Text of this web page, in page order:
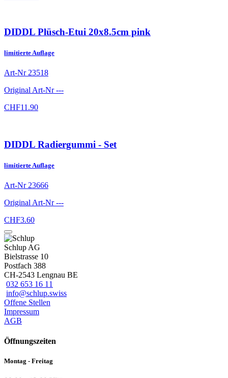
DIDDL Plüsch-Etui 20x8.5cm pink
limitierte Auflage
Art-Nr 23518
Original Art-Nr---
CHF11.90
DIDDL Radiergummi - Set
limitierte Auflage
Art-Nr 23666
Original Art-Nr---
CHF3.60
Schlup AG
Bielstrasse 10
Postfach 388
CH-2543 Lengnau BE
032 653 16 11
info@schlup.swiss
Offene Stellen
Impressum
AGB
Öffnungszeiten
Montag - Freitag